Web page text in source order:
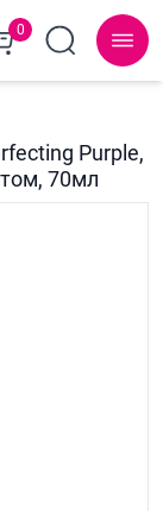
0
Purple,
70мл